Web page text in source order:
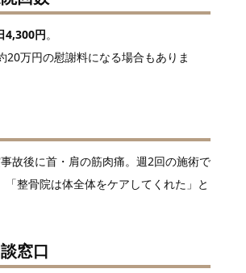
4,300円。
20万円の慰謝料になる場合もありま
故後に首・肩の筋肉痛。週2回の施術で
「整骨院は体全体をケアしてくれた」と
窓口